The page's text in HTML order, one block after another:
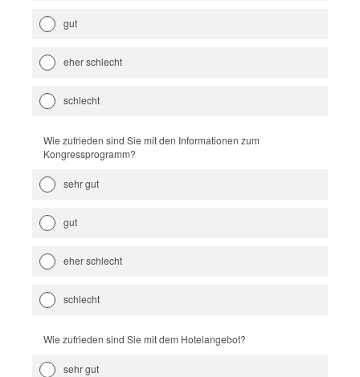
gut
eher schlecht
schlecht
Wie zufrieden sind Sie mit den Informationen zum
Kongressprogramm?
sehr gut
gut
eher schlecht
schlecht
Wie zufrieden sind Sie mit dem Hotelangebot?
sehr gut